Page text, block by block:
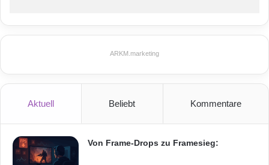
ARKM.marketing
Aktuell Beliebt Kommentare
Von Frame-Drops zu Framesieg: